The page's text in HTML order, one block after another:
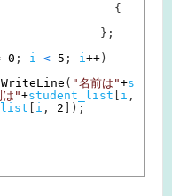
{
} ;
0 ; i < 5 ; i++ )
WriteLine ( "名前は"+s
"+student_list i ,
i , 2 ) ;